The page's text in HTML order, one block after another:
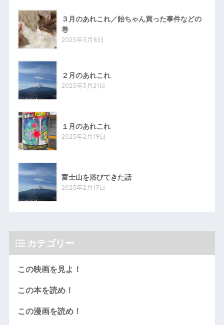
３月のあれこれ／飴ちゃん買った事件などの
巻
2025年5月8日
２月のあれこれ
2025年3月21日
１月のあれこれ
2025年2月19日
富士山を浴びてきた話
2025年2月17日
カテゴリー
この映画を見よ！
この本を読め！
この漫画を読め！